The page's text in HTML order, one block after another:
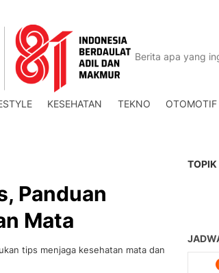
KESEHATAN TEKNO OTOMOTIF
Panduan
Mata
tips menjaga kesehatan mata dan
TOPIK